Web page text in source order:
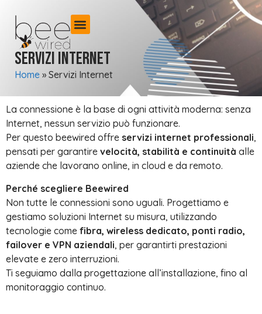
Servizi Internet
Home » Servizi Internet
La connessione è la base di ogni attività moderna: senza
Internet, nessun servizio può funzionare.
Per questo beewired offre servizi internet professionali,
pensati per garantire velocità, stabilità e continuità alle
aziende che lavorano online, in cloud e da remoto.
Perché scegliere Beewired
Non tutte le connessioni sono uguali. Progettiamo e
gestiamo soluzioni Internet su misura, utilizzando
tecnologie come fibra, wireless dedicato, ponti radio,
failover e VPN aziendali, per garantirti prestazioni
elevate e zero interruzioni.
Ti seguiamo dalla progettazione all’installazione, fino al
monitoraggio continuo.